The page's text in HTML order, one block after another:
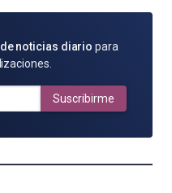
noticias diario para
Suscribirme